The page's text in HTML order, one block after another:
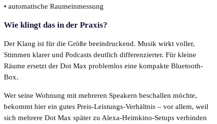
• automatische Raumeinmessung
Wie klingt das in der Praxis?
Der Klang ist für die Größe beeindruckend. Musik wirkt voller,
Stimmen klarer und Podcasts deutlich differenzierter. Für kleine
Räume ersetzt der Dot Max problemlos eine kompakte Bluetooth-
Box.
Wer seine Wohnung mit mehreren Speakern beschallen möchte,
bekommt hier ein gutes Preis-Leistungs-Verhältnis – vor allem, weil
sich mehrere Dot Max später zu Alexa-Heimkino-Setups verbinden